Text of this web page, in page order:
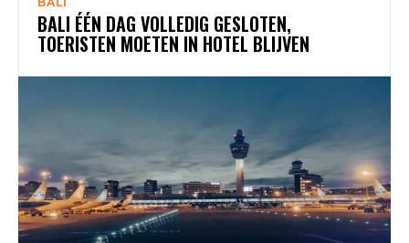
BALI ÉÉN DAG VOLLEDIG GESLOTEN,
TOERISTEN MOETEN IN HOTEL BLIJVEN